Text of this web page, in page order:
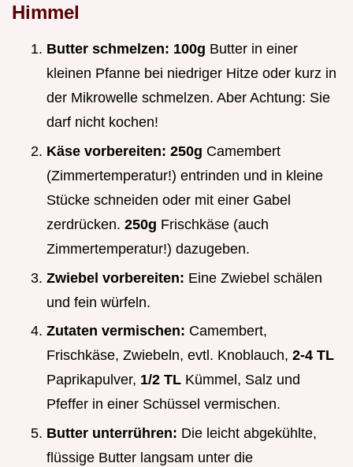
Himmel
Butter schmelzen: 100g Butter in einer
kleinen Pfanne bei niedriger Hitze oder kurz in
der Mikrowelle schmelzen. Aber Achtung: Sie
darf nicht kochen!
Käse vorbereiten: 250g Camembert
(Zimmertemperatur!) entrinden und in kleine
Stücke schneiden oder mit einer Gabel
zerdrücken. 250g Frischkäse (auch
Zimmertemperatur!) dazugeben.
Zwiebel vorbereiten: Eine Zwiebel schälen
und fein würfeln.
Zutaten vermischen: Camembert,
Frischkäse, Zwiebeln, evtl. Knoblauch, 2-4 TL
Paprikapulver, 1/2 TL Kümmel, Salz und
Pfeffer in einer Schüssel vermischen.
Butter unterrühren: Die leicht abgekühlte,
flüssige Butter langsam unter die